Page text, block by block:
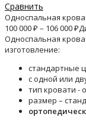
Сравнить
Односпальная
100 000₽ – 106 000₽
Односпальная
изготовление:
стандартные
с одной или
тип кровати -
размер –